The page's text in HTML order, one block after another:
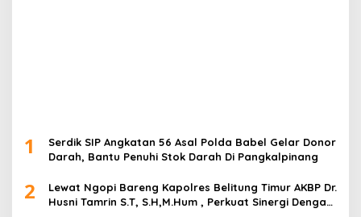
1
Serdik SIP Angkatan 56 Asal Polda Babel Gelar Donor
Darah, Bantu Penuhi Stok Darah Di Pangkalpinang
2
Lewat Ngopi Bareng Kapolres Belitung Timur AKBP Dr.
Husni Tamrin S.T, S.H,M.Hum , Perkuat Sinergi Dengan